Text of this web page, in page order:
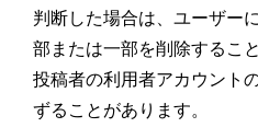
判断した場合は、ユーザー
部または一部を削除するこ
投稿者の利用者アカウント
ずることがあります。